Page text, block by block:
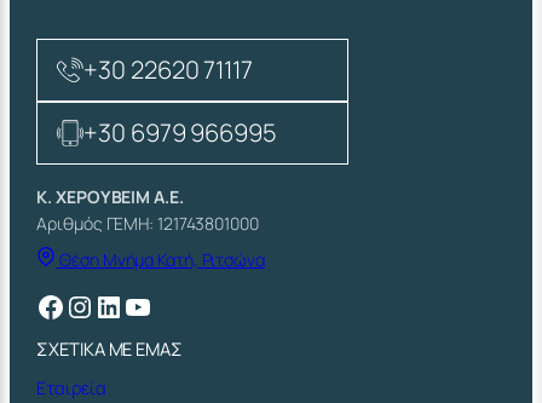
+30 22620 71117
+30 6979 966995
Κ. ΧΕΡΟΥΒΕΙΜ Α.Ε.
Αριθμός ΓΕΜΗ: 121743801000
Θέση Μνήμα Κατή, Ριτσώνα
Facebook Instagram Linkedin YouTube
ΣΧΕΤΙΚΑ ΜΕ ΕΜΑΣ
Εταιρεία